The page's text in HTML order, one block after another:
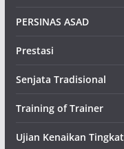
PERSINAS ASAD
Prestasi
Senjata Tradisional
Training of Trainer
Ujian Kenaikan Tingkat